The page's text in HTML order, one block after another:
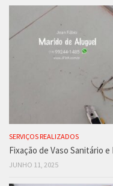
SERVIÇOS REALIZADOS
Fixação de Vaso Sanitário
JUNHO 11, 2025